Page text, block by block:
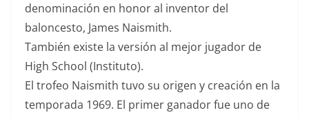
denominación en honor al inventor del
baloncesto, James Naismith.
También existe la versión al mejor jugador de
High School (Instituto).
El trofeo Naismith tuvo su origen y creación en la
temporada 1969. El primer ganador fue uno de